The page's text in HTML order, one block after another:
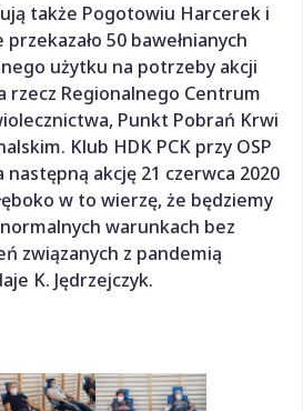
także Pogotowiu Harcerek i
50 bawełnianych
użytku na potrzeby akcji
rzecz Regionalnego Centrum
Punkt Pobrań Krwi
Klub HDK PCK przy OSP
następną akcję 21 czerwca 2020
w to wierzę, że będziemy
warunkach bez
związanych z pandemią
K. Jędrzejczyk.